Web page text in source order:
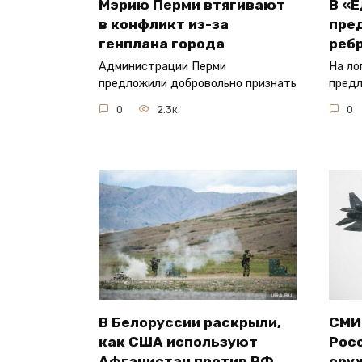
Мэрию Перми втягивают
в конфликт из-за
генплана города
Администрации Перми
предложили добровольно признать
0 2.3к.
В
На
0
В Белоруссии раскрыли,
как США используют